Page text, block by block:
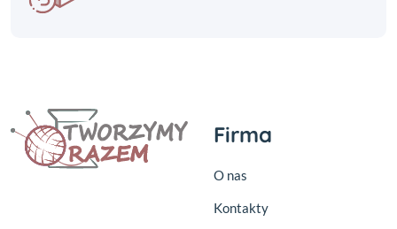
Firma
O nas
Kontakty